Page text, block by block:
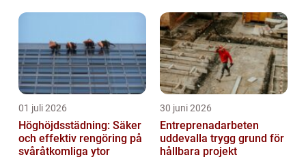
01 juli 2026
Höghöjdsstädning: Säker
och effektiv rengöring på
svåråtkomliga ytor
30 juni 2026
Entreprenadarbeten
uddevalla trygg grund för
hållbara projekt